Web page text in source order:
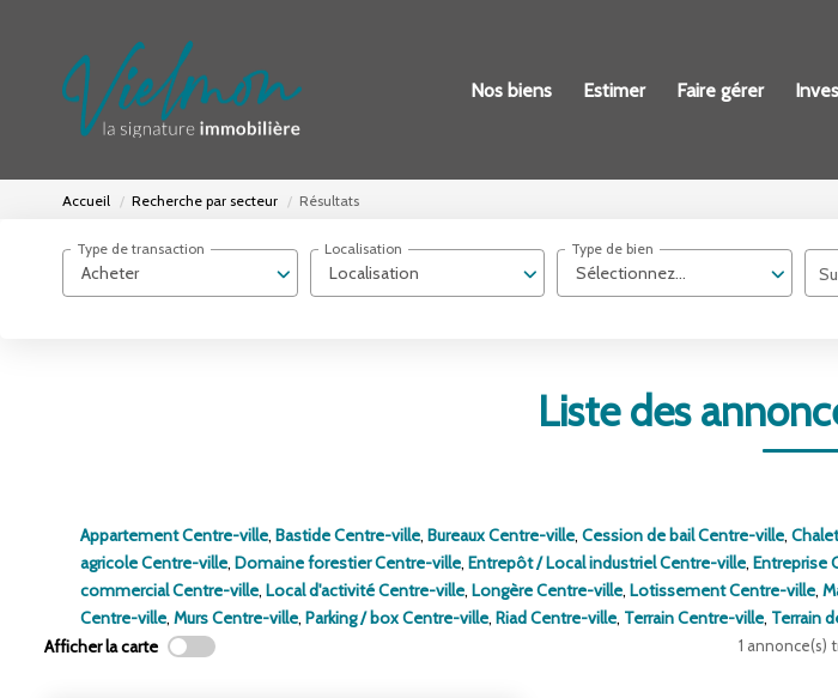
Nos biens Estimer Faire gérer
Accueil Recherche par secteur Résultats
Acheter
Type de transaction
Localisation
Localisation
Sélectionnez...
Type de bien
Liste des
Appartement Centre-ville, Bastide Centre-ville, Bureaux Centre-ville, Cession de bail Centre-ville,
agricole Centre-ville, Domaine forestier Centre-ville, Entrepôt / Local industriel Centre-ville, Entreprise
commercial Centre-ville, Local d'activité Centre-ville, Longère Centre-ville, Lotissement Centre-ville,
Centre-ville, Murs Centre-ville, Parking / box Centre-ville, Riad Centre-ville, Terrain Centre-ville, Terrain
Afficher la carte 1 annonce(s)